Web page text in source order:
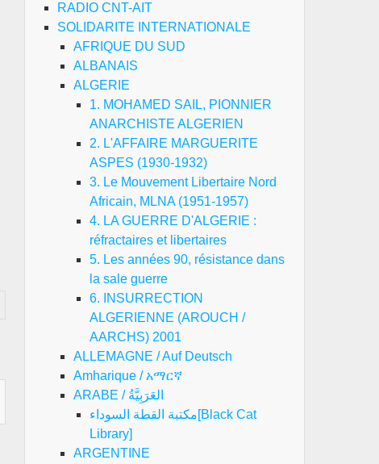
RADIO CNT-AIT
SOLIDARITE INTERNATIONALE
AFRIQUE DU SUD
ALBANAIS
ALGERIE
1. MOHAMED SAIL, PIONNIER
ANARCHISTE ALGERIEN
2. L'AFFAIRE MARGUERITE
ASPES (1930-1932)
3. Le Mouvement Libertaire Nord
Africain, MLNA (1951-1957)
4. LA GUERRE D'ALGERIE :
réfractaires et libertaires
5. Les années 90, résistance dans
la sale guerre
6. INSURRECTION
ALGERIENNE (AROUCH /
AARCHS) 2001
ALLEMAGNE / Auf Deutsch
Amharique / አማርኛ
ARABE / العَرَبِيَّةُ
مكتبة القطة السوداء[Black Cat
Library]
ARGENTINE